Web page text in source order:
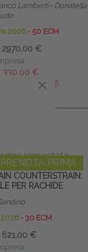
Lamberti ∙ Donatella
2026 ∙ 50 ECM
2970,00 €
330,00 €
il 30/08/2026
PRENOTA PRIMA
COUNTERSTRAIN:
PER RACHIDE
∙ 30 ECM
621,00 €
×
×